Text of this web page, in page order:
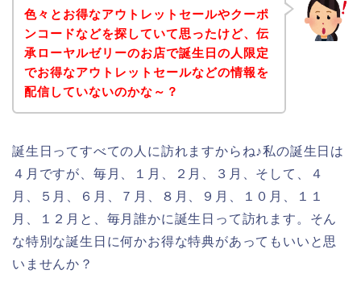
色々とお得なアウトレットセールやクーポ
ンコードなどを探していて思ったけど、伝
承ローヤルゼリーのお店で誕生日の人限定
でお得なアウトレットセールなどの情報を
配信していないのかな～？
誕生日ってすべての人に訪れますからね♪私の誕生日は
４月ですが、毎月、１月、２月、３月、そして、４
月、５月、６月、７月、８月、９月、１０月、１１
月、１２月と、毎月誰かに誕生日って訪れます。そん
な特別な誕生日に何かお得な特典があってもいいと思
いませんか？